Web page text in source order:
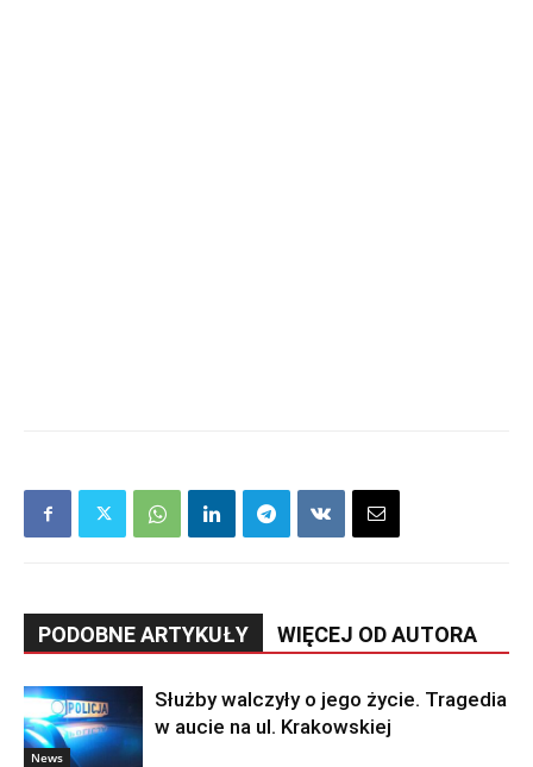
PODOBNE ARTYKUŁY WIĘCEJ OD AUTORA
News
Służby walczyły o jego życie. Tragedia
w aucie na ul. Krakowskiej